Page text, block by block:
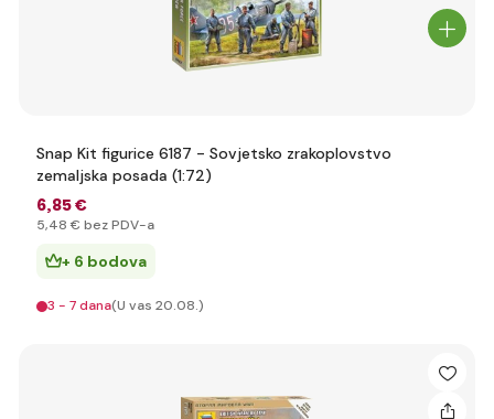
Snap Kit figurice 6187 - Sovjetsko zrakoplovstvo
zemaljska posada (1:72)
6,85 €
5,48 € bez PDV-a
+ 6 bodova
3 - 7 dana(U vas 20.08.)